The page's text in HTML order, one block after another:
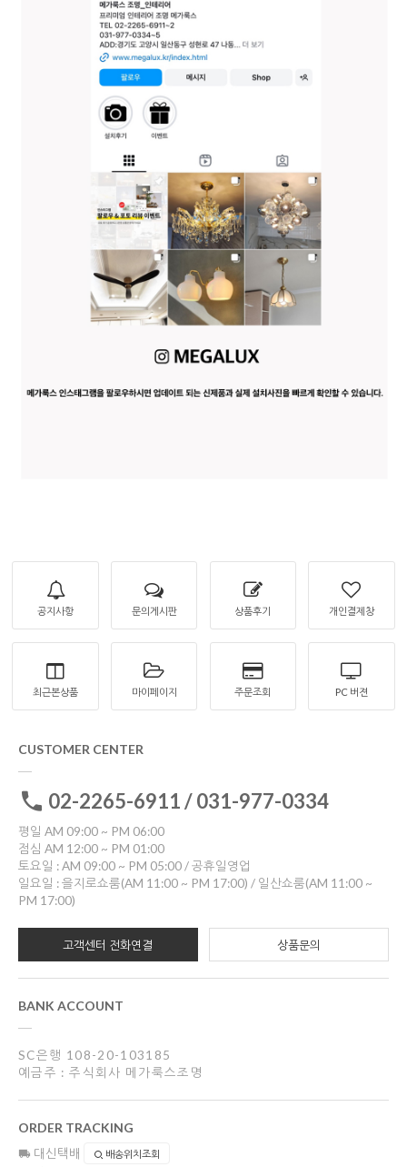
공지사항 문의게시판 상품후기 개인결제창
최근본상품 마이페이지 주문조회 PC 버젼
CUSTOMER CENTER
02-2265-6911 / 031-977-0334
평일 AM 09:00 ~ PM 06:00
점심 AM 12:00 ~ PM 01:00
토요일 : AM 09:00 ~ PM 05:00 / 공휴일영업
일요일 : 을지로쇼룸(AM 11:00 ~ PM 17:00) / 일산쇼룸(AM 11:00 ~
PM 17:00)
고객센터 전화연결 상품문의
BANK ACCOUNT
SC은행 108-20-103185
예금주 : 주식회사 메가룩스조명
ORDER TRACKING
대신택배 배송위치조회